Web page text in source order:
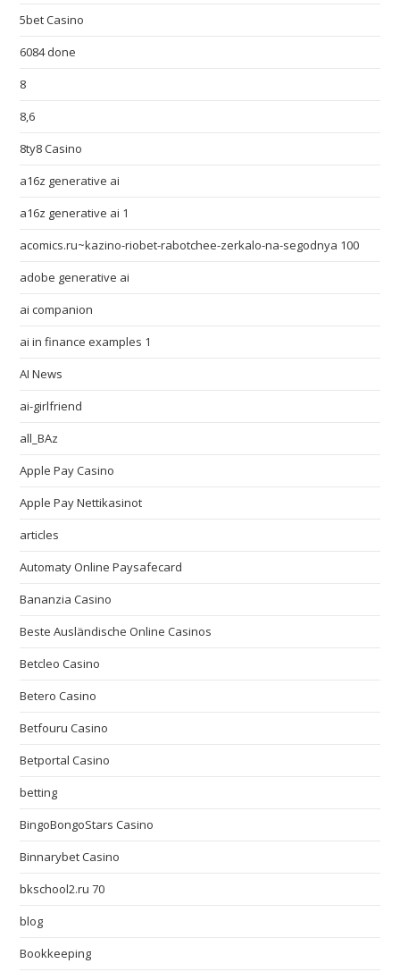
5bet Casino
6084 done
8
8,6
8ty8 Casino
a16z generative ai
a16z generative ai 1
acomics.ru~kazino-riobet-rabotchee-zerkalo-na-segodnya 100
adobe generative ai
ai companion
ai in finance examples 1
AI News
ai-girlfriend
all_BAz
Apple Pay Casino
Apple Pay Nettikasinot
articles
Automaty Online Paysafecard
Bananzia Casino
Beste Ausländische Online Casinos
Betcleo Casino
Betero Casino
Betfouru Casino
Betportal Casino
betting
BingoBongoStars Casino
Binnarybet Casino
bkschool2.ru 70
blog
Bookkeeping